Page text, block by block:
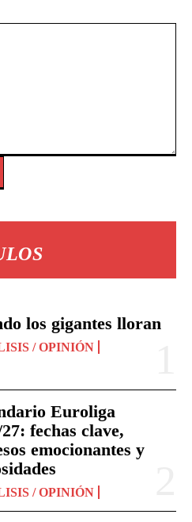
los gigantes lloran
/ OPINIÓN
Euroliga
fechas clave,
emocionantes y
/ OPINIÓN